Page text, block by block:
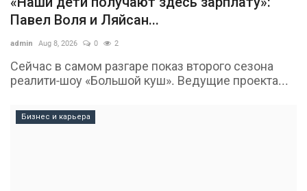
Павел Воля и Ляйсан...
admin Aug 8, 2026 0 2
Сейчас в самом разгаре показ второго сезона
реалити-шоу «Большой куш». Ведущие проекта...
Бизнес и карьера